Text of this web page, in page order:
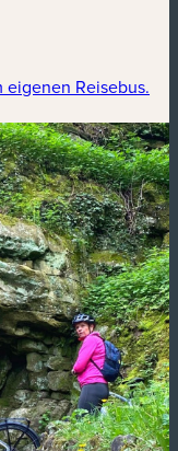
eigenen Reisebus.